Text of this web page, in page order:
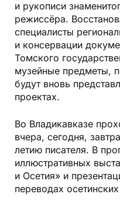
и рукописи
режиссёра.
специалисты
и консервации
Томского
музейные предметы,
будут вновь
проектах.
Во Владикавказе
вчера, сегодня,
летию писателя. В
иллюстративных
и Осетия» и
переводах